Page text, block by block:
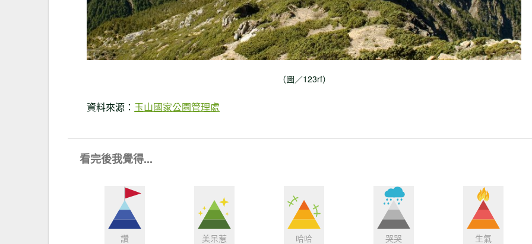
（圖／123rf）
資料來源： 玉山國家公園管理處
看完後我覺得...
讚
美呆惹
哈哈
哭哭
生氣